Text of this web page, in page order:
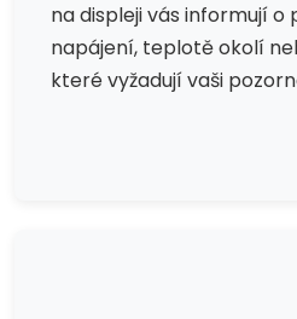
na displeji vás informují
napájení, teplotě okolí
které vyžadují vaši